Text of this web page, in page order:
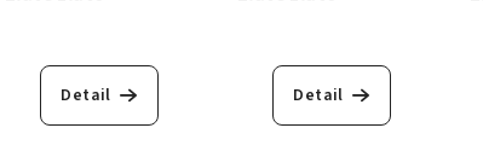
Detail Detail